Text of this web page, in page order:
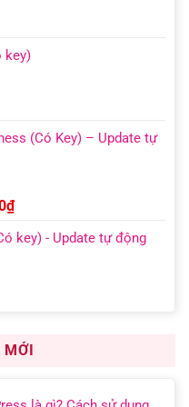
key)
(Có Key) – Update tự
₫Khoảng
từ
key) - Update tự động